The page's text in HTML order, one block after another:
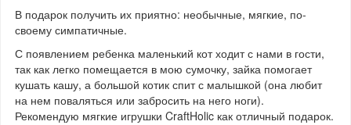
В подарок получить их приятно: необычные, мягкие, по-
своему симпатичные.
С появлением ребенка маленький кот ходит с нами в гости,
так как легко помещается в мою сумочку, зайка помогает
кушать кашу, а большой котик спит с малышкой (она любит
на нем поваляться или забросить на него ноги).
Рекомендую мягкие игрушки CraftHolic как отличный подарок.